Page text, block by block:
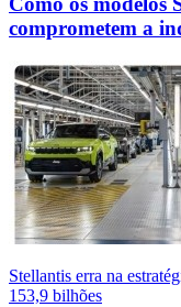
comprometem a
Stellantis erra na
153,9 bilhões